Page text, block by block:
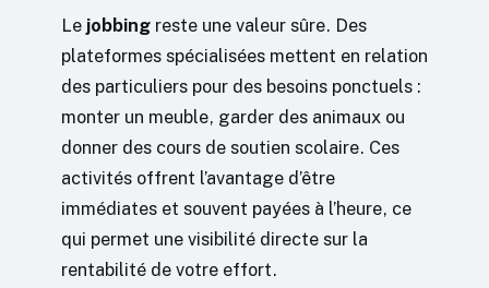
Le jobbing reste une valeur sûre. Des
plateformes spécialisées mettent en relation
des particuliers pour des besoins ponctuels :
monter un meuble, garder des animaux ou
donner des cours de soutien scolaire. Ces
activités offrent l’avantage d’être
immédiates et souvent payées à l’heure, ce
qui permet une visibilité directe sur la
rentabilité de votre effort.